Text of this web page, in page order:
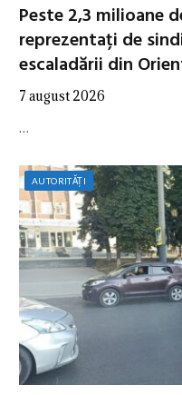
Peste 2,3 milioane
reprezentați de
escaladării din
7 august 2026
…
AUTORITĂȚI